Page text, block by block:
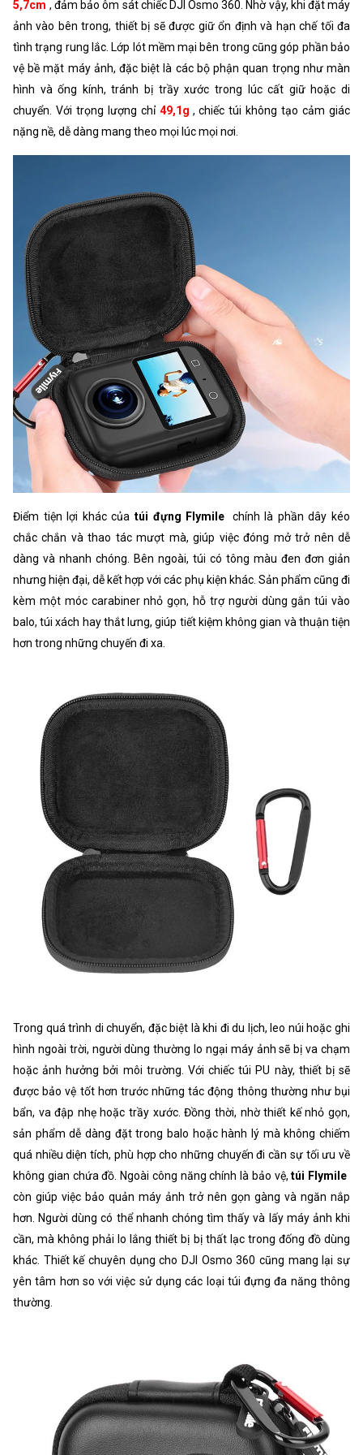
5,7cm , đảm bảo ôm sát chiếc DJI Osmo 360. Nhờ vậy, khi đặt máy
ảnh vào bên trong, thiết bị sẽ được giữ ổn định và hạn chế tối đa
tình trạng rung lắc. Lớp lót mềm mại bên trong cũng góp phần bảo
vệ bề mặt máy ảnh, đặc biệt là các bộ phận quan trọng như màn
hình và ống kính, tránh bị trầy xước trong lúc cất giữ hoặc di
chuyển. Với trọng lượng chỉ 49,1g , chiếc túi không tạo cảm giác
nặng nề, dễ dàng mang theo mọi lúc mọi nơi.
Điểm tiện lợi khác của túi đựng Flymile
chính là phần dây kéo
chắc chắn và thao tác mượt mà, giúp việc đóng mở trở nên dễ
dàng và nhanh chóng. Bên ngoài, túi có tông màu đen đơn giản
nhưng hiện đại, dễ kết hợp với các phụ kiện khác. Sản phẩm cũng đi
kèm một móc carabiner nhỏ gọn, hỗ trợ người dùng gắn túi vào
balo, túi xách hay thắt lưng, giúp tiết kiệm không gian và thuận tiện
hơn trong những chuyến đi xa.
Trong quá trình di chuyển, đặc biệt là khi đi du lịch, leo núi hoặc ghi
hình ngoài trời, người dùng thường lo ngại máy ảnh sẽ bị va chạm
hoặc ảnh hưởng bởi môi trường. Với chiếc túi PU này, thiết bị sẽ
được bảo vệ tốt hơn trước những tác động thông thường như bụi
bẩn, va đập nhẹ hoặc trầy xước. Đồng thời, nhờ thiết kế nhỏ gọn,
sản phẩm dễ dàng đặt trong balo hoặc hành lý mà không chiếm
quá nhiều diện tích, phù hợp cho những chuyến đi cần sự tối ưu về
không gian chứa đồ. Ngoài công năng chính là bảo vệ,túi Flymile
còn giúp việc bảo quản máy ảnh trở nên gọn gàng và ngăn nắp
hơn. Người dùng có thể nhanh chóng tìm thấy và lấy máy ảnh khi
cần, mà không phải lo lắng thiết bị bị thất lạc trong đống đồ dùng
khác. Thiết kế chuyên dụng cho DJI Osmo 360 cũng mang lại sự
yên tâm hơn so với việc sử dụng các loại túi đựng đa năng thông
thường.